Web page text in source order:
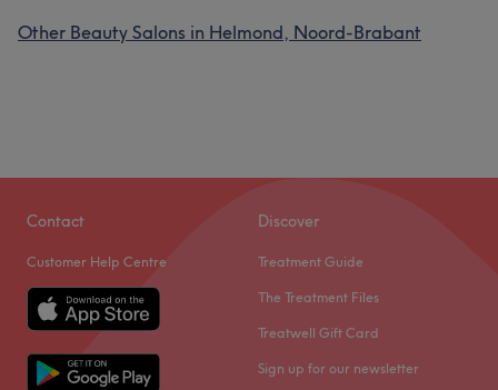
Other Beauty Salons in Helmond, Noord-Brabant
Contact
Customer Help Centre
Discover
Treatment Guide
The Treatment Files
Treatwell Gift Card
Sign up for our newsletter